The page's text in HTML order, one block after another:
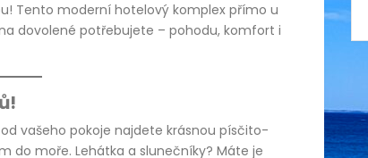
Tento moderní hotelový komplex přímo u
dovolené potřebujete – pohodu, komfort i
vašeho pokoje najdete krásnou písčito-
do moře. Lehátka a slunečníky? Máte je